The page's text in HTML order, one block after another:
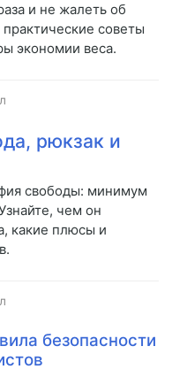
и не жалеть об
советы
экономии веса.
рюкзак и
свободы: минимум
чем он
какие плюсы и
безопасности